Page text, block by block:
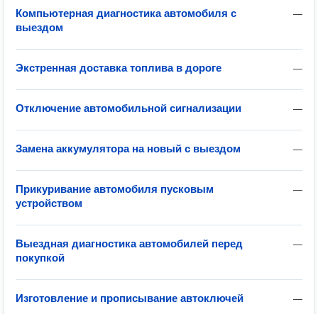
—
Компьютерная диагностика автомобиля с
выездом
—
Экстренная доставка топлива в дороге
—
Отключение автомобильной сигнализации
—
Замена аккумулятора на новый с выездом
—
Прикуривание автомобиля пусковым
устройством
—
Выездная диагностика автомобилей перед
покупкой
—
Изготовление и прописывание автоключей